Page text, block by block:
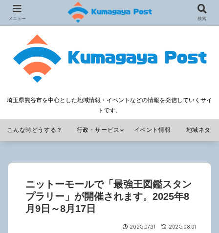
埼玉県熊谷市を中心とした地域情報・イベントなどの情報を発信していくサイ
トです。
こんな時どうする？ 行政・サービス イベント情報 地域ネタ
ニットーモールで「最強王図鑑スタン
プラリー」が開催されます。2025年8
月9日～8月17日
2025.07.31 2025.08.01
メニュー 検索